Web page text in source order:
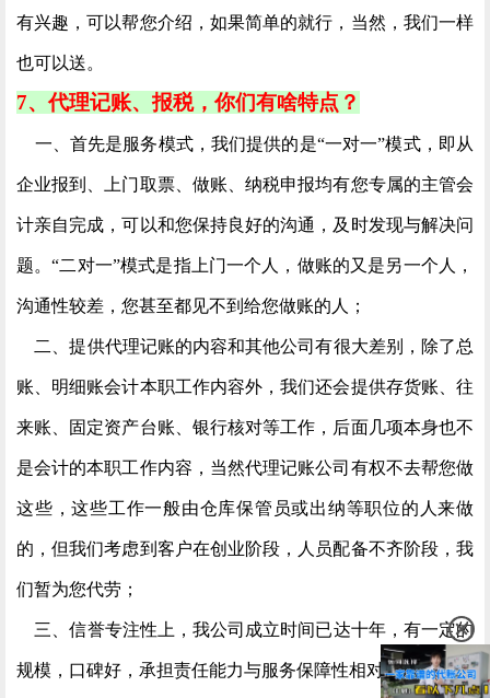
有兴趣，可以帮您介绍，如果简单的就行，当然，我们一样
也可以送。
7、代理记账、报税，你们有啥特点？
一、首先是服务模式，我们提供的是“一对一”模式，即从
企业报到、上门取票、做账、纳税申报均有您专属的主管会
计亲自完成，可以和您保持良好的沟通，及时发现与解决问
题。“二对一”模式是指上门一个人，做账的又是另一个人，
沟通性较差，您甚至都见不到给您做账的人；
二、提供代理记账的内容和其他公司有很大差别，除了总
账、明细账会计本职工作内容外，我们还会提供存货账、往
来账、固定资产台账、银行核对等工作，后面几项本身也不
是会计的本职工作内容，当然代理记账公司有权不去帮您做
这些，这些工作一般由仓库保管员或出纳等职位的人来做
的，但我们考虑到客户在创业阶段，人员配备不齐阶段，我
们暂为您代劳；
三、信誉专注性上，我公司成立时间已达十年，有一定的
规模，口碑好，承担责任能力与服务保障性相对较强。